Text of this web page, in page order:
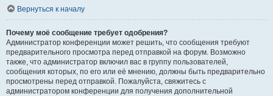
Вернуться к началу
Почему моё сообщение требует одобрения?
Администратор конференции может решить, что сообщения требуют
предварительного просмотра перед отправкой на форум. Возможно
также, что администратор включил вас в группу пользователей,
сообщения которых, по его или её мнению, должны быть предварительно
просмотрены перед отправкой. Пожалуйста, свяжитесь с
администратором конференции для получения дополнительной